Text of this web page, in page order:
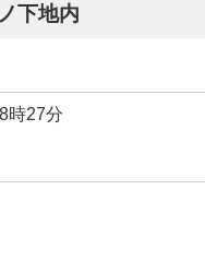
下地内
時27分